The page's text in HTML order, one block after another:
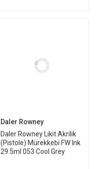
Daler Rowney
Daler Rowney Likit Akrilik
(Pistole) Mürekkebi FW Ink
29.5ml 053 Cool Grey